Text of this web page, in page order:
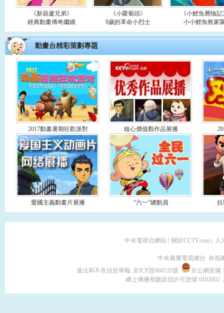
《新葫蘆兄弟》
經典動畫傳奇繼續
《小蘿蔔頭》
9歲的革命小烈士
《小鯉魚曆險
小小鯉魚救家
動畫台精彩策劃專題
2017動畫暑期狂歡派對 核心價值觀作品展播
愛國主義動畫片展播 “六一”總動員
中央電視台網站 關於CCTV.com 人
中央廣播電視總台 央視
違法和不良信息舉報 京ICP證060535號
京公網安備
網上傳播視聽節目許可證號 0102002